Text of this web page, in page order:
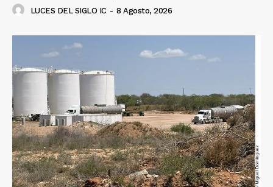
Luces
LUCES DEL SIGLO IC - 8 Agosto, 2026